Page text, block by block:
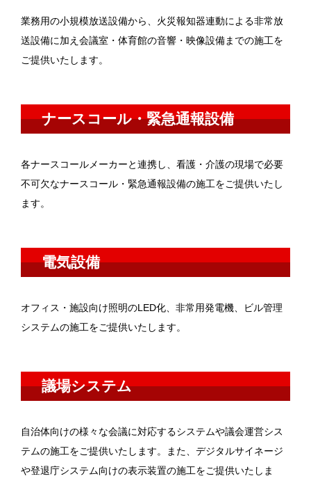
業務用の小規模放送設備から、火災報知器連動による非常放
送設備に加え会議室・体育館の音響・映像設備までの施工を
ご提供いたします。
ナースコール・緊急通報設備
各ナースコールメーカーと連携し、看護・介護の現場で必要
不可欠なナースコール・緊急通報設備の施工をご提供いたし
ます。
電気設備
オフィス・施設向け照明のLED化、非常用発電機、ビル管理
システムの施工をご提供いたします。
議場システム
自治体向けの様々な会議に対応するシステムや議会運営シス
テムの施工をご提供いたします。また、デジタルサイネージ
や登退庁システム向けの表示装置の施工をご提供いたしま